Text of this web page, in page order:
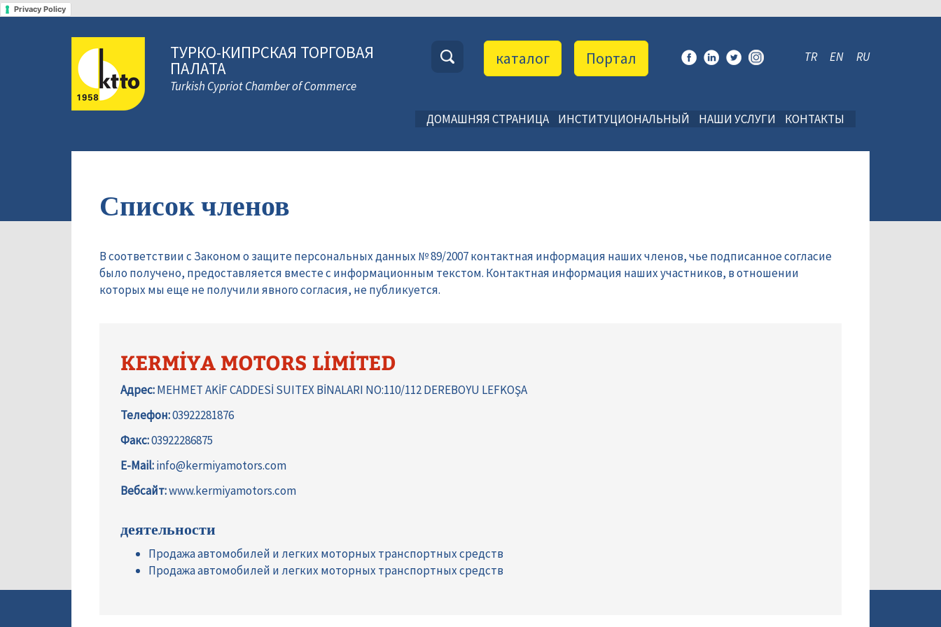
Privacy Policy
ТУРКО-КИПРСКАЯ ТОРГОВАЯ
ПАЛАТА
Turkish Cypriot Chamber of Commerce
TR EN RU
Портал
каталог
ДОМАШНЯЯ СТРАНИЦА ИНСТИТУЦИОНАЛЬНЫЙ НАШИ УСЛУГИ КОНТАКТЫ
Список членов
В соответствии с Законом о защите персональных данных № 89/2007 контактная информация наших членов, чье подписанное согласие
было получено, предоставляется вместе с информационным текстом. Контактная информация наших участников, в отношении
которых мы еще не получили явного согласия, не публикуется.
KERMİYA MOTORS LİMİTED
Адрес:MEHMET AKİF CADDESİ SUITEX BİNALARI NO:110/112 DEREBOYU LEFKOŞA
Телефон:03922281876
Факс:03922286875
E-Mail:info@kermiyamotors.com
Вебсайт:www.kermiyamotors.com
деятельности
Продажа автомобилей и легких моторных транспортных средств
Продажа автомобилей и легких моторных транспортных средств